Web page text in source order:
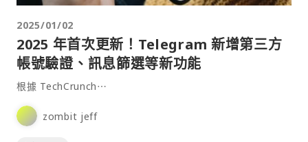
2025/01/02
2025 年首次更新！Telegram 新增第三方
帳號驗證、訊息篩選等新功能
根據 TechCrunch⋯
zombit jeff